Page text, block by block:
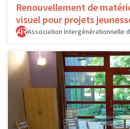
Renouvellement de
visuel pour projets
Association Intergénérationnelle